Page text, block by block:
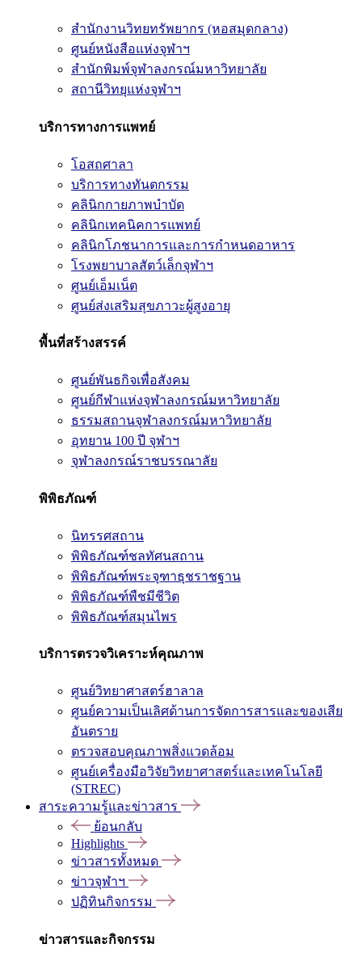
สำนักงานวิทยทรัพยากร (หอสมุดกลาง)
ศูนย์หนังสือแห่งจุฬาฯ
สำนักพิมพ์จุฬาลงกรณ์มหาวิทยาลัย
สถานีวิทยุแห่งจุฬาฯ
บริการทางการแพทย์
โอสถศาลา
บริการทางทันตกรรม
คลินิกกายภาพบำบัด
คลินิกเทคนิคการแพทย์
คลินิกโภชนาการและการกำหนดอาหาร
โรงพยาบาลสัตว์เล็กจุฬาฯ
ศูนย์เอ็มเน็ต
ศูนย์ส่งเสริมสุขภาวะผู้สูงอายุ
พื้นที่สร้างสรรค์
ศูนย์พันธกิจเพื่อสังคม
ศูนย์กีฬาแห่งจุฬาลงกรณ์มหาวิทยาลัย
ธรรมสถานจุฬาลงกรณ์มหาวิทยาลัย
อุทยาน 100 ปี จุฬาฯ
จุฬาลงกรณ์ราชบรรณาลัย
พิพิธภัณฑ์
นิทรรศสถาน
พิพิธภัณฑ์ชลทัศนสถาน
พิพิธภัณฑ์พระจุฑาธุชราชฐาน
พิพิธภัณฑ์พืชมีชีวิต
พิพิธภัณฑ์สมุนไพร
บริการตรวจวิเคราะห์คุณภาพ
ศูนย์วิทยาศาสตร์ฮาลาล
ศูนย์ความเป็นเลิศด้านการจัดการสารและของเสีย
อันตราย
ตรวจสอบคุณภาพสิ่งแวดล้อม
ศูนย์เครื่องมือวิจัยวิทยาศาสตร์และเทคโนโลยี
(STREC)
สาระความรู้และข่าวสาร
ย้อนกลับ
Highlights
ข่าวสารทั้งหมด
ข่าวจุฬาฯ
ปฏิทินกิจกรรม
ข่าวสารและกิจกรรม